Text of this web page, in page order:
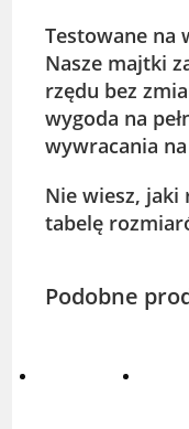
Testowane na
Nasze majtki
rzędu bez
wygoda na
wywracania
Nie wiesz, jaki
tabelę
Podobne